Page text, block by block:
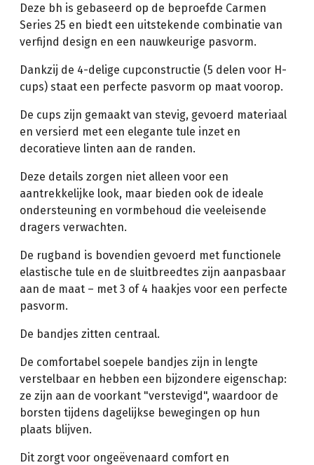
Deze bh is gebaseerd op de beproefde Carmen
Series 25 en biedt een uitstekende combinatie van
verfijnd design en een nauwkeurige pasvorm.
Dankzij de 4-delige cupconstructie (5 delen voor H-
cups) staat een perfecte pasvorm op maat voorop.
De cups zijn gemaakt van stevig, gevoerd materiaal
en versierd met een elegante tule inzet en
decoratieve linten aan de randen.
Deze details zorgen niet alleen voor een
aantrekkelijke look, maar bieden ook de ideale
ondersteuning en vormbehoud die veeleisende
dragers verwachten.
De rugband is bovendien gevoerd met functionele
elastische tule en de sluitbreedtes zijn aanpasbaar
aan de maat – met 3 of 4 haakjes voor een perfecte
pasvorm.
De bandjes zitten centraal.
De comfortabel soepele bandjes zijn in lengte
verstelbaar en hebben een bijzondere eigenschap:
ze zijn aan de voorkant "verstevigd", waardoor de
borsten tijdens dagelijkse bewegingen op hun
plaats blijven.
Dit zorgt voor ongeëvenaard comfort en